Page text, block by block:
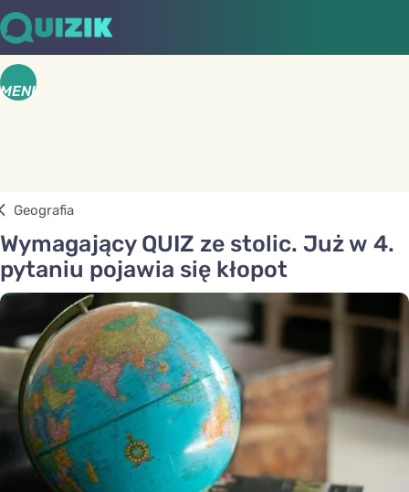
MENU
Geografia
Wymagający QUIZ ze stolic. Już w 4.
pytaniu pojawia się kłopot